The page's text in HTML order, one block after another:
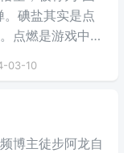
。碘盐其实是点
点燃是游戏中的
03-10
博主徒步阿龙自